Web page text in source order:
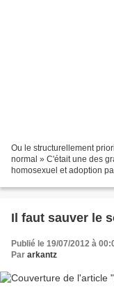
Ou le structurellement
normal » C'était une des
homosexuel et adoption
Il faut sauver le
Publié le 19/07/2012 à
Par arkantz